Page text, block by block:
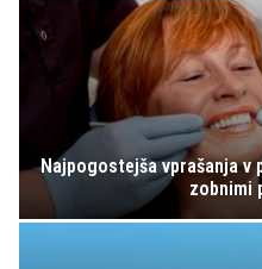
Najpogostejša vprašanja v
zobnimi